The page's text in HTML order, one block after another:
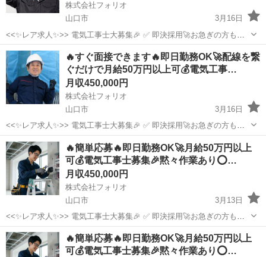
株式会社フォリオ
山口市
3月16日
<<✨レア求人✨>> 電気工事士大募集🎉 ✅ 即決採用🚀お急ぎの方も大
歓迎！ ✅「経験よりやる気！」若手スタッフも活躍中🔰 ✅ 黙々作業も
あり☘️自分のペースで仕事できます✨ この求人に辿り着いた方は、...
山口 山口市 その他
🔥すぐ面接できます🔥即日勤務OK🚀配線を繋
ぐだけで月給50万円以上可💰電気工事…
月収450,000円
株式会社フォリオ
山口市
3月16日
<<✨レア求人✨>> 電気工事士大募集🎉 ✅ 即決採用🚀お急ぎの方も大
歓迎！ ✅「経験よりやる気！」若手スタッフも活躍中🔰 ✅ 黙々作業も
あり☘️自分のペースで仕事できます✨ この求人に辿り着いた方は、...
山口 山口市 その他 電気工事士
🔥簡単応募🔥即日勤務OK🚀月給50万円以上
可💰電気工事士募集🎉黙々作業あり⭕️…
月収450,000円
株式会社フォリオ
山口市
3月13日
<<✨レア求人✨>> 電気工事士大募集🎉 ✅ 即決採用🚀お急ぎの方も大
歓迎！ ✅「経験よりやる気！」若手スタッフも活躍中🔰 ✅ 黙々作業も
あり☘️自分のペースで仕事できます✨ この求人に辿り着いた方は、...
山口 山口市 その他 電気工事士
🔥簡単応募🔥即日勤務OK🚀月給50万円以上
可💰電気工事士募集🎉黙々作業あり⭕️…